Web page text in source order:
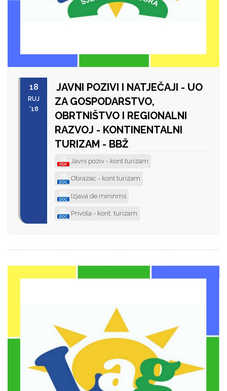
18
RUJ
'18
JAVNI POZIVI I NATJEČAJI - UO
ZA GOSPODARSTVO,
OBRTNIŠTVO I REGIONALNI
RAZVOJ - KONTINENTALNI
TURIZAM - BBŽ
Javni poziv - kont.turizam
Obrazac - kont.turizam
Izjava de mininms
Privola - kont. turizam